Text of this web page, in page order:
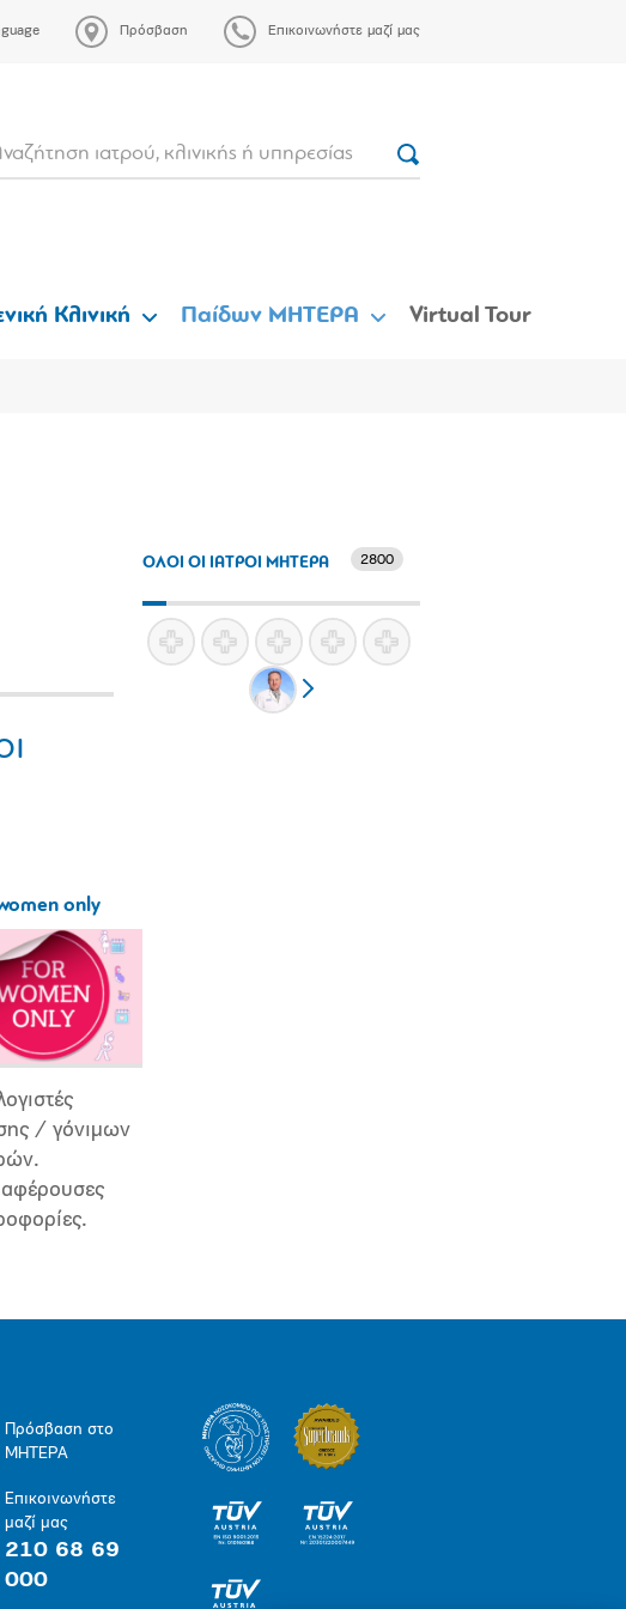
Πρόσβαση Επικοινωνήστε μαζί μας
Κλινική Παίδων ΜΗΤΕΡΑ Virtual Tour
ΟΛΟΙ ΟΙ ΙΑΤΡΟΙ ΜΗΤΕΡΑ 2800
only
/ γόνιμων
Πρόσβαση στο
ΜΗΤΕΡΑ
Επικοινωνήστε
μαζί μας
210 68 69
000